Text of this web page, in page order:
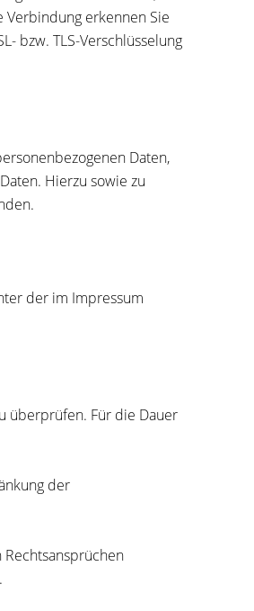
Verbindung erkennen Sie
bzw. TLS-Verschlüsselung
Daten,
Hierzu sowie zu
der im Impressum
überprüfen. Für die Dauer
der